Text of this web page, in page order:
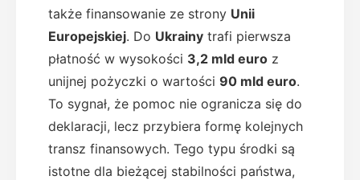
także finansowanie ze strony Unii
Europejskiej. Do Ukrainy trafi pierwsza
płatność w wysokości 3,2 mld euro z
unijnej pożyczki o wartości 90 mld euro.
To sygnał, że pomoc nie ogranicza się do
deklaracji, lecz przybiera formę kolejnych
transz finansowych. Tego typu środki są
istotne dla bieżącej stabilności państwa,